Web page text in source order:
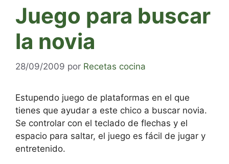
Juego para buscar
la novia
28/09/2009 por Recetas cocina
Estupendo juego de plataformas en el que
tienes que ayudar a este chico a buscar novia.
Se controlar con el teclado de flechas y el
espacio para saltar, el juego es fácil de jugar y
entretenido.